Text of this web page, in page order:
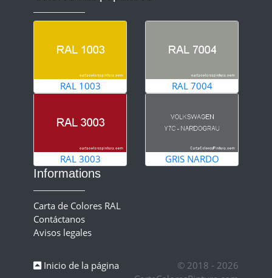
RAL 1003 RAL 7004
RAL 3003 GRIS NARDO
Informations
Carta de Colores RAL
Contáctanos
Avisos legales
Inicio de la página
© 2018 - 2026